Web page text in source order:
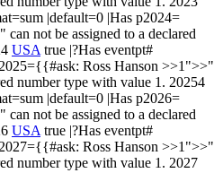
|default=0 |Has p2024=
can not be assigned to a declared
USA true |?Has eventpt#
Ross Hanson >>1 ">>"
number type with value 1. 20254
|default=0 |Has p2026=
can not be assigned to a declared
USA true |?Has eventpt#
Ross Hanson >>1 ">>"
number type with value 1. 2027